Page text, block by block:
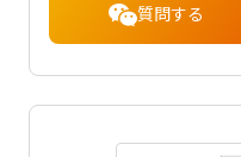
質問する